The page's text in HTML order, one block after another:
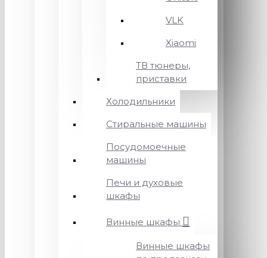
VLK
Xiaomi
ТВ тюнеры,
приставки
Холодильники
Стиральные машины
Посудомоечные
машины
Печи и духовые
шкафы
Винные шкафы
Винные шкафы